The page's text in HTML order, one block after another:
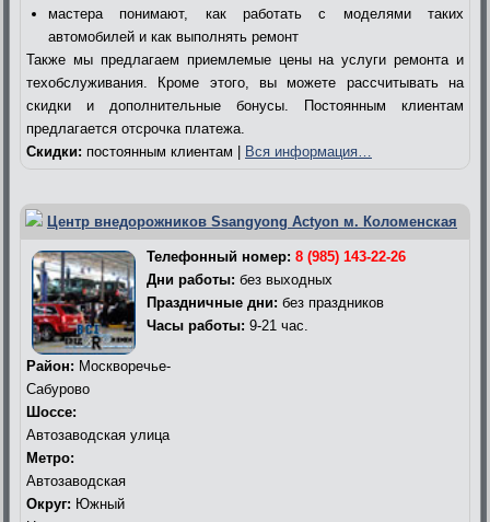
мастера понимают, как работать с моделями таких
автомобилей и как выполнять ремонт
Также мы предлагаем приемлемые цены на услуги ремонта и
техобслуживания. Кроме этого, вы можете рассчитывать на
скидки и дополнительные бонусы. Постоянным клиентам
предлагается отсрочка платежа.
Скидки: постоянным клиентам | Вся информация…
Центр внедорожников Ssangyong Actyon м. Коломенская
Телефонный номер: 8 (985) 143-22-26
Дни работы: без выходных
Праздничные дни: без праздников
Часы работы: 9-21 час.
Район: Москворечье-
Сабурово
Шоссе:
Автозаводская улица
Метро:
Автозаводская
Округ: Южный